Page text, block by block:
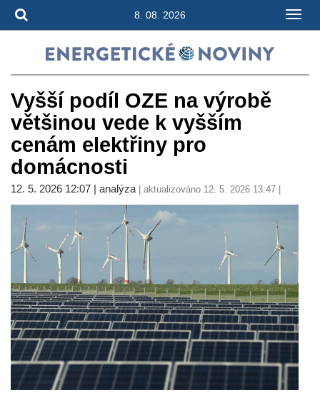
8. 08. 2026
Vyšší podíl OZE na výrobě
většinou vede k vyšším
cenám elektřiny pro
domácnosti
12. 5. 2026 12:07 | analýza| aktualizováno 12. 5. 2026 13:47 |